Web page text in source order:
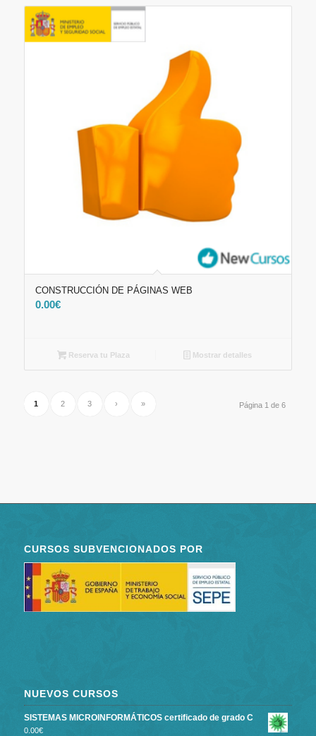
CONSTRUCCIÓN DE PÁGINAS WEB
0.00€
Reserva tu Plaza Mostrar detalles
Página 1 de 6
1 2 3 › »
CURSOS SUBVENCIONADOS POR
NUEVOS CURSOS
SISTEMAS MICROINFORMÁTICOS certificado de grado C
0.00€